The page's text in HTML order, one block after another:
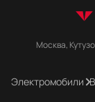
Москва,
Электромобили